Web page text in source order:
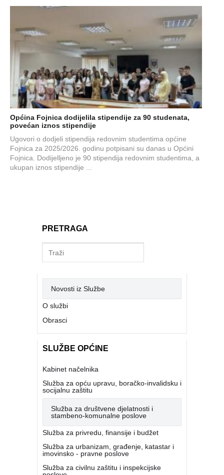
Općina Fojnica dodijelila stipendije za 90 studenata,
povećan iznos stipendije
Ugovori o dodjeli stipendija redovnim studentima općine
Fojnica za 2025/2026. godinu potpisani su danas u Općini
Fojnica. Dodijelljeno je 90 stipendija redovnim studentima, a
ukupan iznos stipendije ...
PRETRAGA
Novosti iz Službe
O službi
Obrasci
SLUŽBE OPĆINE
Kabinet načelnika
Služba za opću upravu, boračko-invalidsku i
socijalnu zaštitu
Služba za društvene djelatnosti i
stambeno-komunalne poslove
Služba za privredu, finansije i budžet
Služba za urbanizam, građenje, katastar i
imovinsko - pravne poslove
Služba za civilnu zaštitu i inspekcijske